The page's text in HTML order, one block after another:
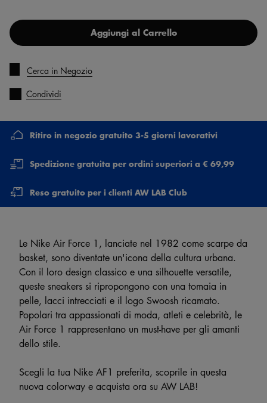
Aggiungi al Carrello
Cerca in Negozio
Condividi
Ritiro in negozio gratuito 3-5 giorni lavorativi
Spedizione gratuita per ordini superiori a € 69,99
Reso gratuito per i clienti AW LAB Club
Le Nike Air Force 1, lanciate nel 1982 come scarpe da
basket, sono diventate un'icona della cultura urbana.
Con il loro design classico e una silhouette versatile,
queste sneakers si ripropongono con una tomaia in
pelle, lacci intrecciati e il logo Swoosh ricamato.
Popolari tra appassionati di moda, atleti e celebrità, le
Air Force 1 rappresentano un must-have per gli amanti
dello stile.
Scegli la tua Nike AF1 preferita, scoprile in questa
nuova colorway e acquista ora su AW LAB!